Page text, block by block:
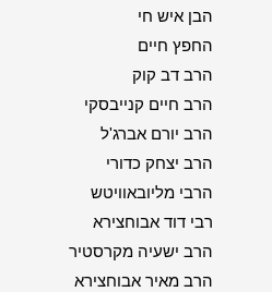
הבן איש חי
החפץ חיים
הרב דב קוק
הרב חיים קנייבסקי
הרב יורם אברג'ל
הרב יצחק כדורי
הרבי מליובאוויטש
רבי דוד אבוחצירא
הרב ישעיה מקרסטיר
הרב מאיר אבוחצירא